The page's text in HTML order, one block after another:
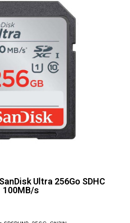
Ultra 256Go SDHC
100MB/s